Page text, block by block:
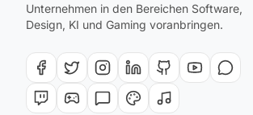
Unternehmen in den Bereichen Software,
Design, KI und Gaming voranbringen.